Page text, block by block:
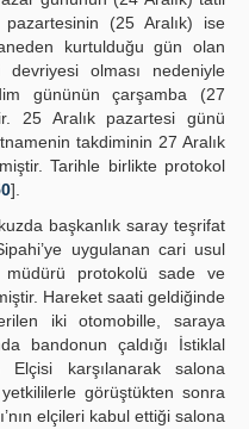
(25 Aralık) ise
kurtulduğu gün olan
devriyesi olması nedeniyle
gününün çarşamba (27
25 Aralık pazartesi günü
takdiminin 27 Aralık
Tarihle birlikte protokol
].
başkanlık saray teşrifat
uygulanan cari usul
müdürü protokolü sade ve
Hareket saati geldiğinde
iki otomobille, saraya
bandonun çaldığı İstiklal
Elçisi karşılanarak salona
görüştükten sonra
elçileri kabul ettiği salona